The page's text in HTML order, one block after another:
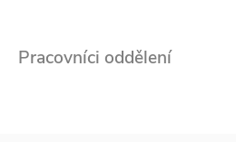
Pracovníci oddělení